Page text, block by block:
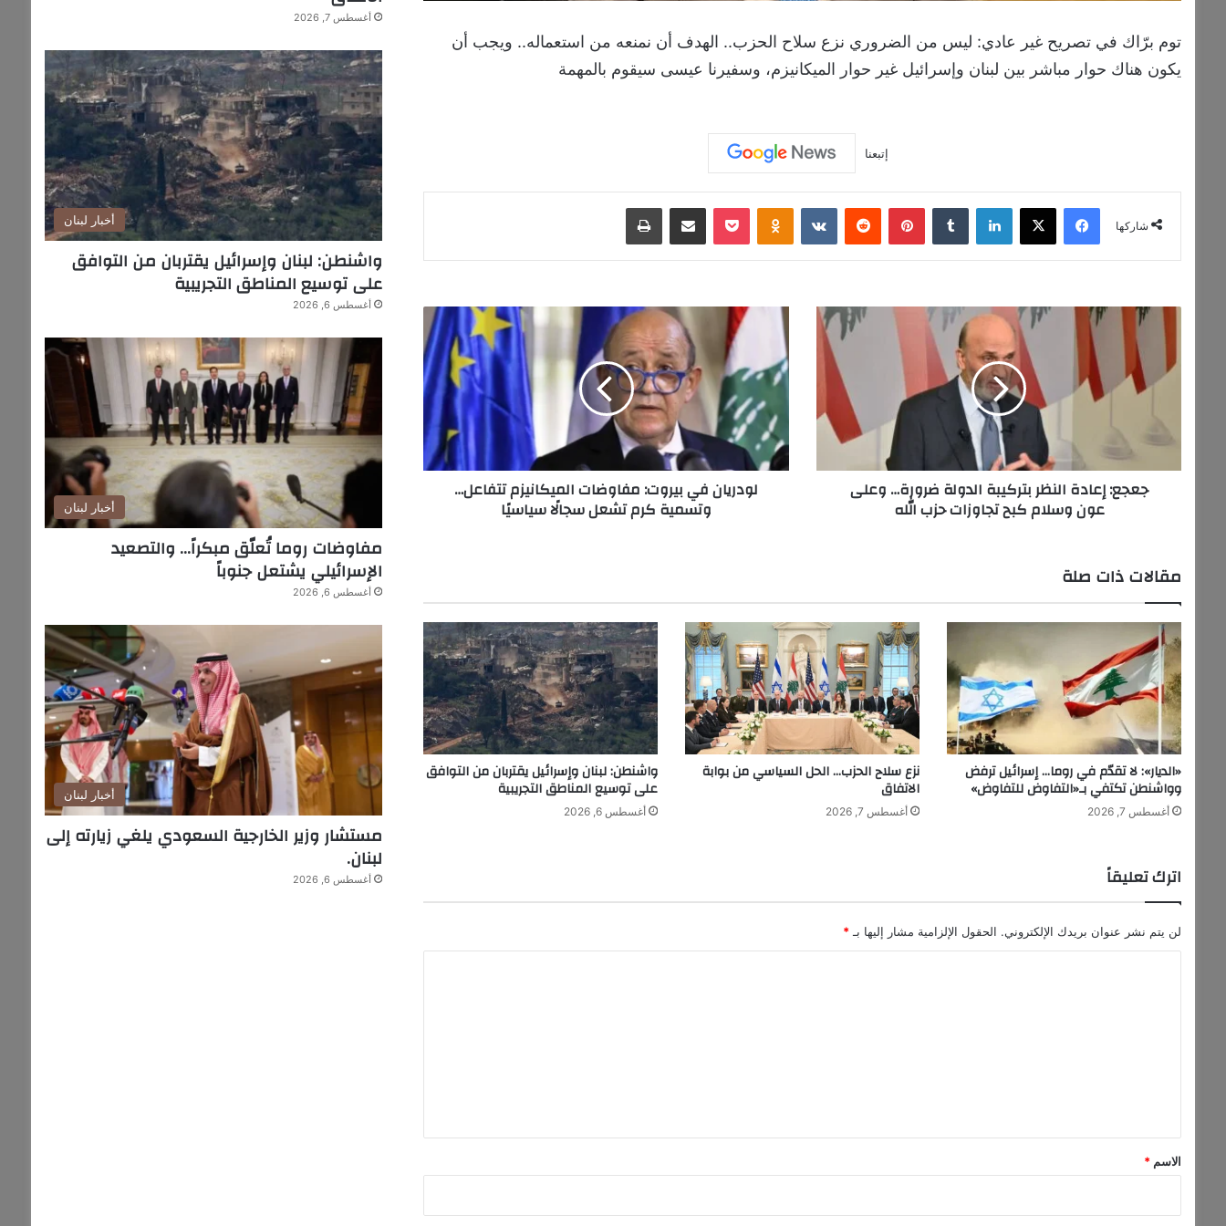
توم برّاك في تصريح غير عادي: ليس من الضروري نزع سلاح الحزب.. الهدف أن نمنعه من استعماله.. ويجب أن
يكون هناك حوار مباشر بين لبنان وإسرائيل غير حوار الميكانيزم، وسفيرنا عيسى سيقوم بالمهمة
إتبعنا
شاركها
فيسبوك ‫X لينكدإن ‏Tumblr بينتيريست
‏Reddit
‏VKontakte
Odnoklassniki
‫Pocket مشاركة عبر البريد طباعة
جعجع:
إعادة
بتركيبة
وعلى
عون
وسلام
جعجع: إعادة النظر بتركيبة الدولة ضرورة… وعلى
عون وسلام كبح تجاوزات حزب الله
لودريان
في
بيروت:
مفاوضات
الميكانيزم
تتفاعل…
وتسمية
كرم
تشعل
لودريان في بيروت: مفاوضات الميكانيزم تتفاعل…
وتسمية كرم تشعل سجالًا سياسيًا
مقالات ذات صلة
«الديار»: لا تقدّم في روما… إسرائيل ترفض
وواشنطن تكتفي بـ«التفاوض للتفاوض»
أغسطس 7, 2026
نزع سلاح الحزب… الحل السياسي من بوابة
الاتفاق
أغسطس 7, 2026
واشنطن: لبنان وإسرائيل يقتربان من التوافق
على توسيع المناطق التجريبية
أغسطس 6, 2026
اترك تعليقاً
لن يتم نشر عنوان بريدك الإلكتروني. الحقول الإلزامية مشار إليها بـ *
*
الاسم *
أغسطس 7, 2026
أخبار لبنان
واشنطن: لبنان وإسرائيل يقتربان من التوافق
على توسيع المناطق التجريبية
أغسطس 6, 2026
أخبار لبنان
مفاوضات روما تُعلّق مبكراً… والتصعيد
الإسرائيلي يشتعل جنوباً
أغسطس 6, 2026
أخبار لبنان
مستشار وزير الخارجية السعودي يلغي زيارته إلى
لبنان.
أغسطس 6, 2026